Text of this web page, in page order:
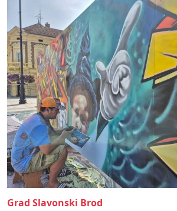
Grad Slavonski Brod